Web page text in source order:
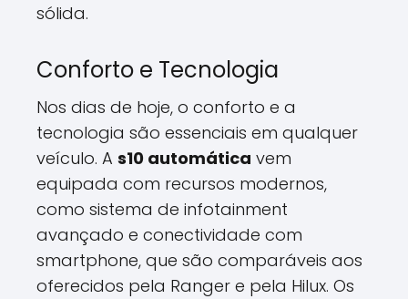
sólida.
Conforto e Tecnologia
Nos dias de hoje, o conforto e a
tecnologia são essenciais em qualquer
veículo. A s10 automática vem
equipada com recursos modernos,
como sistema de infotainment
avançado e conectividade com
smartphone, que são comparáveis aos
oferecidos pela Ranger e pela Hilux. Os